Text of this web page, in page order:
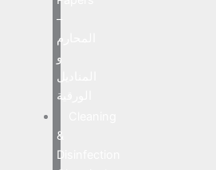
–
المحارم
و
المناديل
الورقية
&
Disinfection